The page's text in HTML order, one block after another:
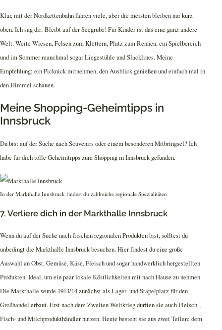
Klar, mit der Nordkettenbahn fahren viele, aber die meisten bleiben nur kurz
oben. Ich sag dir: Bleibt auf der Seegrube! Für Kinder ist das eine ganz andere
Welt. Weite Wiesen, Felsen zum Klettern, Platz zum Rennen, ein Spielbereich
und im Sommer manchmal sogar Liegestühle und Slacklines. Meine
Empfehlung: ein Picknick mitnehmen, den Ausblick genießen und einfach mal in
den Himmel schauen.
Meine Shopping-Geheimtipps in
Innsbruck
Du bist auf der Suche nach Souvenirs oder einem besonderen Mitbringsel? Ich
habe für dich tolle Geheimtipps zum Shopping in Innsbruck gefunden.
In der Markthalle Innsbruck findest du zahlreiche regionale Spezialitäten
7. Verliere dich in der Markthalle Innsbruck
Wenn du auf der Suche nach frischen regionalen Produkten bist, solltest du
unbedingt die Markthalle Innsbruck besuchen. Hier findest du eine große
Auswahl an Obst, Gemüse, Käse, Fleisch und sogar handwerklich hergestellten
Produkten. Ideal, um ein paar lokale Köstlichkeiten mit nach Hause zu nehmen.
Die Markthalle wurde 1913/14 zunächst als Lager- und Stapelplatz für den
Großhandel erbaut. Erst nach dem Zweiten Weltkrieg durften sie auch Fleisch-,
Fisch- und Milchprodukthändler nutzen. Heute besteht sie aus zwei Teilen: dem